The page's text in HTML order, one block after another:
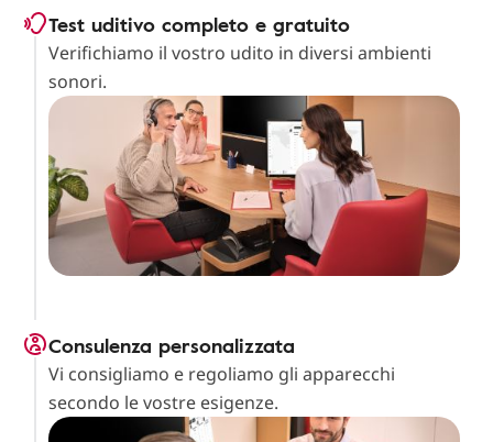
Test uditivo completo e gratuito
Verifichiamo il vostro udito in diversi ambienti
sonori.
Consulenza personalizzata
Vi consigliamo e regoliamo gli apparecchi
secondo le vostre esigenze.